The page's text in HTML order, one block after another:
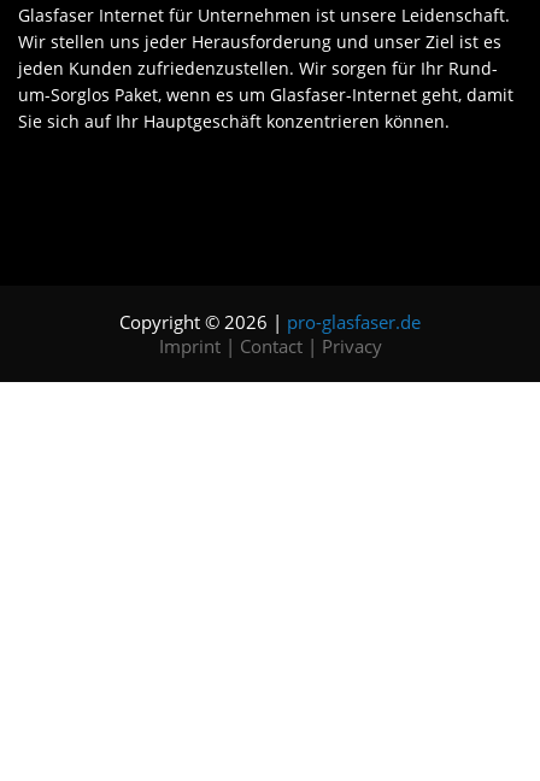
Glasfaser Internet für Unternehmen ist unsere Leidenschaft.
Wir stellen uns jeder Herausforderung und unser Ziel ist es
jeden Kunden zufriedenzustellen. Wir sorgen für Ihr Rund-
um-Sorglos Paket, wenn es um Glasfaser-Internet geht, damit
Sie sich auf Ihr Hauptgeschäft konzentrieren können.
Copyright © 2026 | pro-glasfaser.de
Imprint| Contact| Privacy